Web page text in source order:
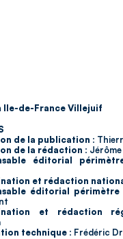
Ile-de-France Villejuif
de la publication :
de la rédaction :
éditorial
et rédaction
éditorial
et rédaction
technique : Frédéric